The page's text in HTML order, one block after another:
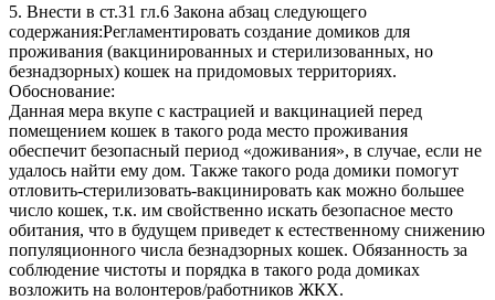
5. Внести в ст.31 гл.6 Закона абзац следующего
содержания:Регламентировать создание домиков для
проживания (вакцинированных и стерилизованных, но
безнадзорных) кошек на придомовых территориях.
Обоснование:
Данная мера вкупе с кастрацией и вакцинацией перед
помещением кошек в такого рода место проживания
обеспечит безопасный период «доживания», в случае, если не
удалось найти ему дом. Также такого рода домики помогут
отловить-стерилизовать-вакцинировать как можно большее
число кошек, т.к. им свойственно искать безопасное место
обитания, что в будущем приведет к естественному снижению
популяционного числа безнадзорных кошек. Обязанность за
соблюдение чистоты и порядка в такого рода домиках
возложить на волонтеров/работников ЖКХ.